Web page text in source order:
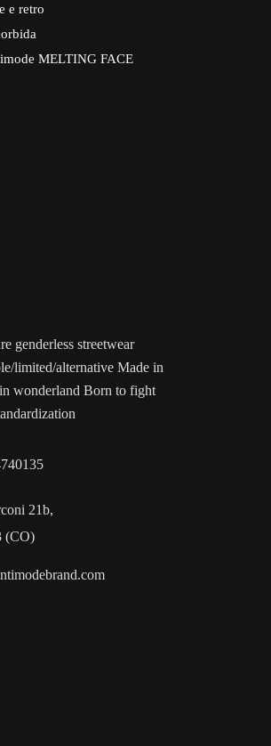
e retro
MELTING FACE
genderless streetwear
limited/alternative Made in
wonderland Born to fight
21b,
(CO)